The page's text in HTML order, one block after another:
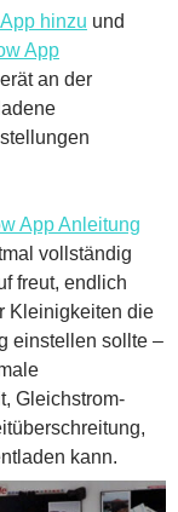
hinzu und
App
an der
App Anleitung
vollständig
freut, endlich
Kleinigkeiten die
einstellen sollte –
Gleichstrom-
kann.